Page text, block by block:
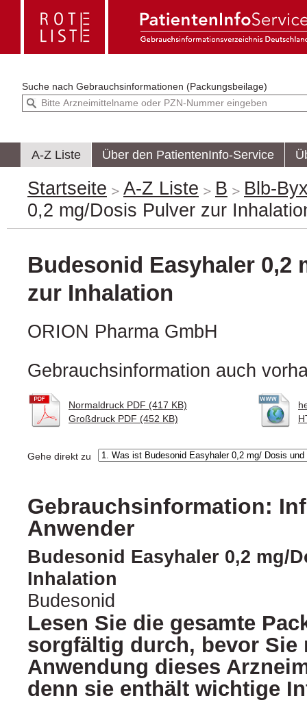
Suche nach Gebrauchsinformationen (Packungsbeilage)
A-Z Liste Über den PatientenInfo-Service
Startseite A-Z Liste B
Blb-
0,2 mg/Dosis Pulver zur
Budesonid Easyhaler 0,2
zur Inhalation
ORION Pharma GmbH
Gebrauchsinformation auch
Normaldruck PDF (417 KB)
Großdruck PDF (452 KB)
Gehe direkt zu
Gebrauchsinformation:
Anwender
Budesonid Easyhaler 0,2 mg/
Inhalation
Budesonid
Lesen Sie die gesamte
sorgfältig durch, bevor Sie
Anwendung dieses
denn sie enthält wichtige